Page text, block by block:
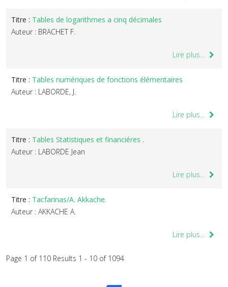
Titre : Tables de logarithmes a cinq décimales
Auteur : BRACHET F.
Lire plus...
Titre : Tables numériques de fonctions élémentaires
Auteur : LABORDE, J.
Lire plus...
Titre : Tables Statistiques et financiéres .
Auteur : LABORDE Jean
Lire plus...
Titre : Tacfarinas/A. Akkache.
Auteur : AKKACHE A.
Lire plus...
Page 1 of 110 Results 1 - 10 of 1094